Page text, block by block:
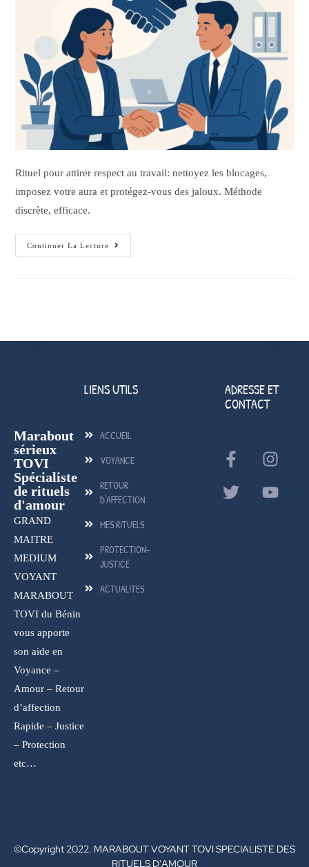
Rituel pour attirer respect au travail: nettoyez les blocages,
imposez votre aura et protégez-vous des jaloux. Méthode
discrète, efficace.
Continuer La Lecture
Marabout
sérieux
TOVI
Spécialiste
de rituels
d'amour
GRAND
MAITRE
MEDIUM
VOYANT
MARABOUT
TOVI du Bénin
vous apporte
son aide en
Voyance –
Amour – Retour
d’affection
Rapide – Justice
– Protection
etc…
LIENS UTILS
ACCUEIL
VOYANCE
RETOUR
D'AFFECTION
MES RITUELS
PROTECTION-
JUSTICE
ACTUALITES
ADRESSE ET
CONTACT
©Copyright 2022. MARABOUT VOYANT TOVI SPECIALISTE DES
RITUELS D'AMOUR